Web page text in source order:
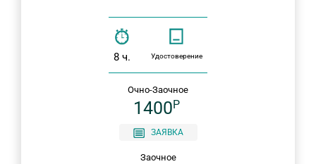
8 ч. Удостоверение
Очно-Заочное
1400P
ЗАЯВКА
Заочное